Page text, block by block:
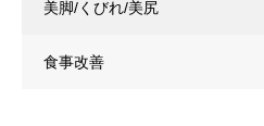
美脚/くびれ/美尻
食事改善